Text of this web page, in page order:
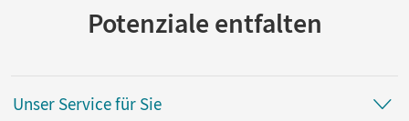
Potenziale entfalten
Unser Service für Sie